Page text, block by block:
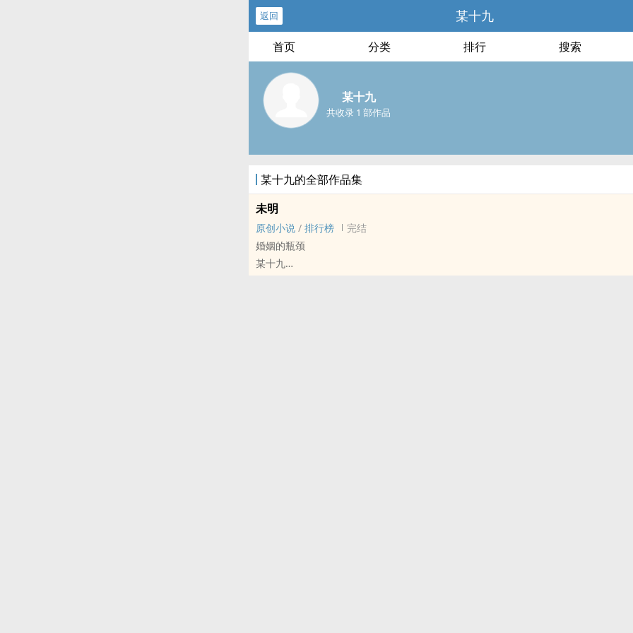
返回 某十九
首页 分类 排行 搜索
某十九
共收录 1 部作品
某十九的全部作品集
未明
原创小说 / 排行榜
完结
婚姻的瓶颈
某十九